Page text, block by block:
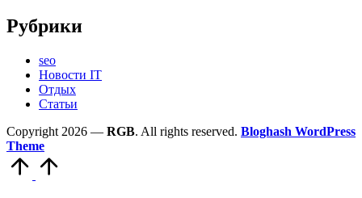
Рубрики
seo
Новости IT
Отдых
Статьи
Copyright 2026 — RGB. All rights reserved. Bloghash WordPress
Theme